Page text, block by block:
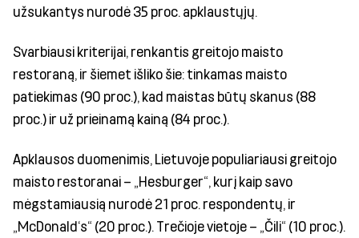
užsukantys nurodė 35 proc. apklaustųjų.
Svarbiausi kriterijai, renkantis greitojo maisto
restoraną, ir šiemet išliko šie: tinkamas maisto
patiekimas (90 proc.), kad maistas būtų skanus (88
proc.) ir už prieinamą kainą (84 proc.).
Apklausos duomenimis, Lietuvoje populiariausi greitojo
maisto restoranai – „Hesburger“, kurį kaip savo
mėgstamiausią nurodė 21 proc. respondentų, ir
„McDonald‘s“ (20 proc.). Trečioje vietoje – „Čili“ (10 proc.).